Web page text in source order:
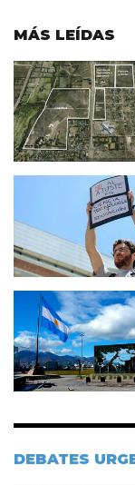
MÁS LEÍDAS
Imagen
Imagen
DEBATES